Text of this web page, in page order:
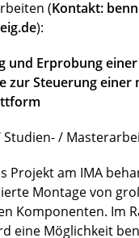
(Kontakt:
):
und Erprobung einer
zur Steuerung einer
Studien- /
Projekt am IMA
Montage von
Komponenten. Im
eine Möglichkeit